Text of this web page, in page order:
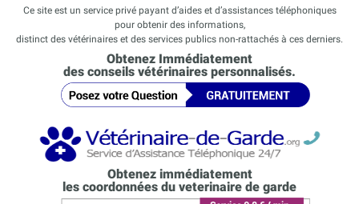
Ce site est un service privé payant d’aides et d’assistances téléphoniques
pour obtenir des informations,
distinct des vétérinaires et des services publics non-rattachés à ces derniers.
Obtenez Immédiatement
des conseils vétérinaires personnalisés.
Obtenez immédiatement
les coordonnées du veterinaire de garde